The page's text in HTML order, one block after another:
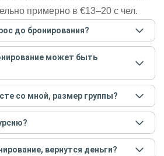
примерно в €13–20 с чел.
до бронирования?
по ссылке «Задать вопрос» и
при этом не нужно. Сначала
вас вопросы и после
Задать вопрос.
может быть
погодных условий,
на кораблике, а по прогнозу
ветер. При этом гид
а мы вернем предоплату на
случаях экскурсия состоится.
со мной, размер группы?
гид проведет встречу
компании. Если групповая — на
участники, размер зависит от
дату и время, и внесите
скорее, чтобы другие
вернутся деньги?